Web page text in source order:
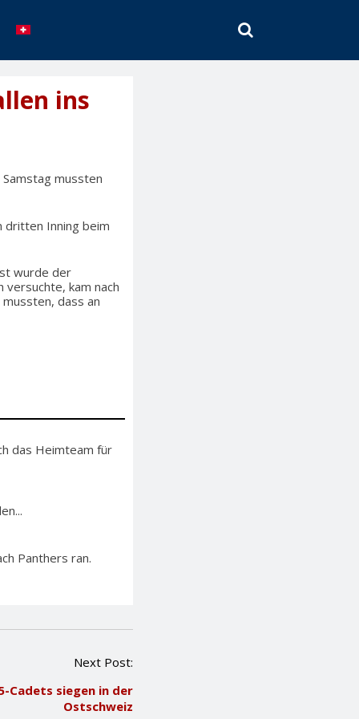
SEARCH
ins
mussten
dritten Inning beim
wurde der
versuchte, kam nach
dass an
das Heimteam für
Panthers ran.
Next Post:
Cadets siegen in der
Ostschweiz